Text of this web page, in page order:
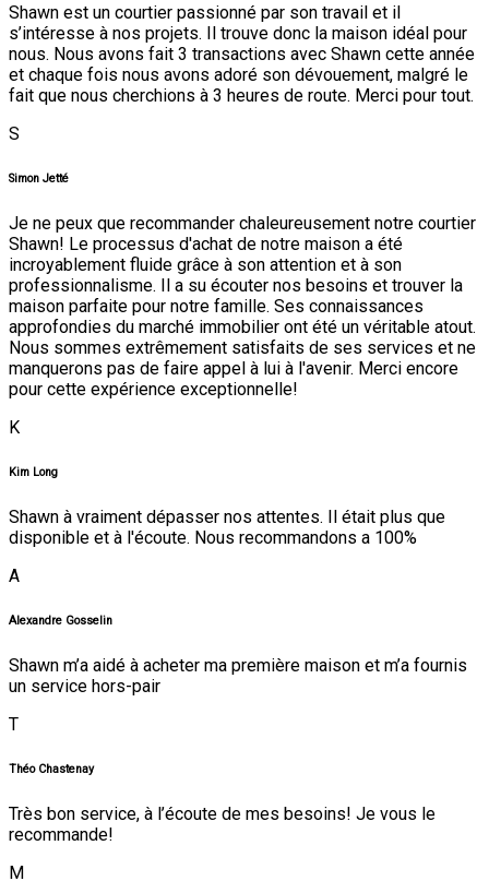
Shawn est un courtier passionné par son travail et il
s’intéresse à nos projets. Il trouve donc la maison idéal pour
nous. Nous avons fait 3 transactions avec Shawn cette année
et chaque fois nous avons adoré son dévouement, malgré le
fait que nous cherchions à 3 heures de route. Merci pour tout.
S
Simon Jetté
Je ne peux que recommander chaleureusement notre courtier
Shawn! Le processus d'achat de notre maison a été
incroyablement fluide grâce à son attention et à son
professionnalisme. Il a su écouter nos besoins et trouver la
maison parfaite pour notre famille. Ses connaissances
approfondies du marché immobilier ont été un véritable atout.
Nous sommes extrêmement satisfaits de ses services et ne
manquerons pas de faire appel à lui à l'avenir. Merci encore
pour cette expérience exceptionnelle!
K
Kim Long
Shawn à vraiment dépasser nos attentes. Il était plus que
disponible et à l'écoute. Nous recommandons a 100%
A
Alexandre Gosselin
Shawn m’a aidé à acheter ma première maison et m’a fournis
un service hors-pair
T
Théo Chastenay
Très bon service, à l’écoute de mes besoins! Je vous le
recommande!
M